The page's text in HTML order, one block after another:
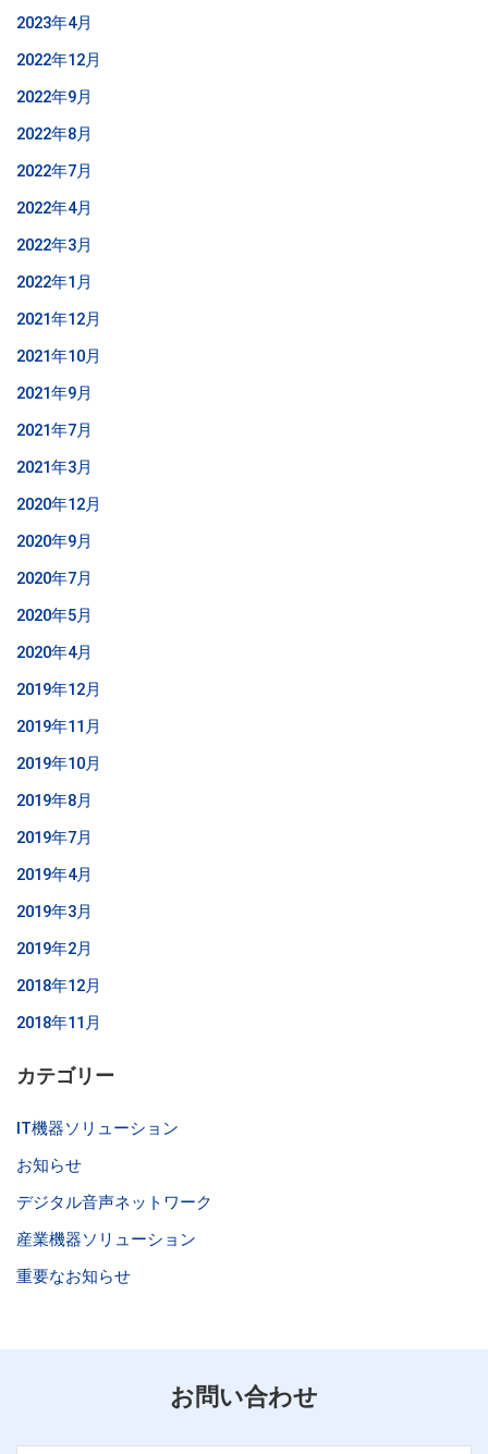
2023年4月
2022年12月
2022年9月
2022年8月
2022年7月
2022年4月
2022年3月
2022年1月
2021年12月
2021年10月
2021年9月
2021年7月
2021年3月
2020年12月
2020年9月
2020年7月
2020年5月
2020年4月
2019年12月
2019年11月
2019年10月
2019年8月
2019年7月
2019年4月
2019年3月
2019年2月
2018年12月
2018年11月
カテゴリー
IT機器ソリューション
お知らせ
デジタル音声ネットワーク
産業機器ソリューション
重要なお知らせ
お問い合わせ